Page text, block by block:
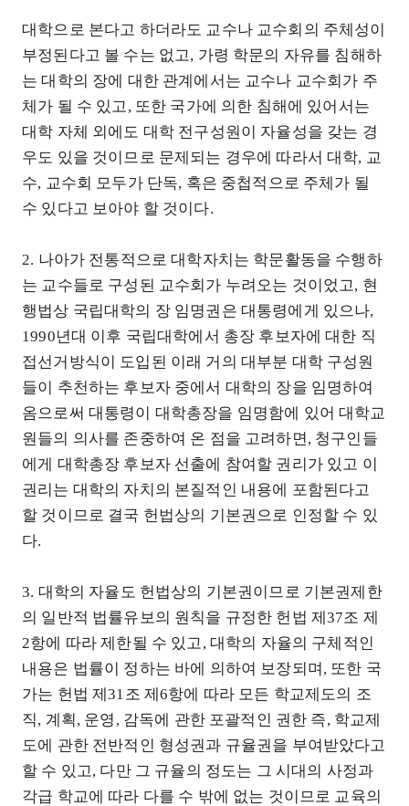
대학으로 본다고 하더라도 교수나 교수회의 주체성이
부정된다고 볼 수는 없고, 가령 학문의 자유를 침해하
는 대학의 장에 대한 관계에서는 교수나 교수회가 주
체가 될 수 있고, 또한 국가에 의한 침해에 있어서는
대학 자체 외에도 대학 전구성원이 자율성을 갖는 경
우도 있을 것이므로 문제되는 경우에 따라서 대학, 교
수, 교수회 모두가 단독, 혹은 중첩적으로 주체가 될
수 있다고 보아야 할 것이다.
2. 나아가 전통적으로 대학자치는 학문활동을 수행하
는 교수들로 구성된 교수회가 누려오는 것이었고, 현
행법상 국립대학의 장 임명권은 대통령에게 있으나,
1990년대 이후 국립대학에서 총장 후보자에 대한 직
접선거방식이 도입된 이래 거의 대부분 대학 구성원
들이 추천하는 후보자 중에서 대학의 장을 임명하여
옴으로써 대통령이 대학총장을 임명함에 있어 대학교
원들의 의사를 존중하여 온 점을 고려하면, 청구인들
에게 대학총장 후보자 선출에 참여할 권리가 있고 이
권리는 대학의 자치의 본질적인 내용에 포함된다고
할 것이므로 결국 헌법상의 기본권으로 인정할 수 있
다.
3. 대학의 자율도 헌법상의 기본권이므로 기본권제한
의 일반적 법률유보의 원칙을 규정한 헌법 제37조 제
2항에 따라 제한될 수 있고, 대학의 자율의 구체적인
내용은 법률이 정하는 바에 의하여 보장되며, 또한 국
가는 헌법 제31조 제6항에 따라 모든 학교제도의 조
직, 계획, 운영, 감독에 관한 포괄적인 권한 즉, 학교제
도에 관한 전반적인 형성권과 규율권을 부여받았다고
할 수 있고, 다만 그 규율의 정도는 그 시대의 사정과
각급 학교에 따라 다를 수 밖에 없는 것이므로 교육의